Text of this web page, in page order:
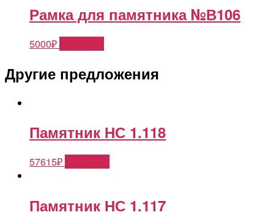
Рамка для памятника №В106
5000₽
Другие предложения
Памятник НС 1.118
57615₽
Памятник НС 1.117